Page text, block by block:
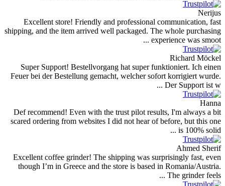
Excellent store! Friendly and professional
shipping, and the item arrived well packaged. The
Super Support! Bestellvorgang hat super
Feuer bei der Bestellung gemacht, welcher sofort
Def recommend! Even with the trust pilot results,
scared ordering from websites I did not hear of
Excellent coffee grinder! The shipping was
though I’m in Greece and the store is based in